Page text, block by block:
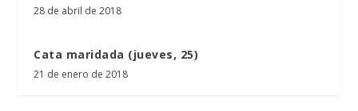
28 de abril de 2018
Cata maridada (jueves, 25)
21 de enero de 2018